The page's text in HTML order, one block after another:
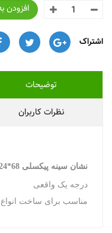
افزودن
اشتراک
توضیحات
نظرات کاربران
نشان سینه پیکسلی 68*24
درجه یک واقعی
مناسب برای ساخت انواع